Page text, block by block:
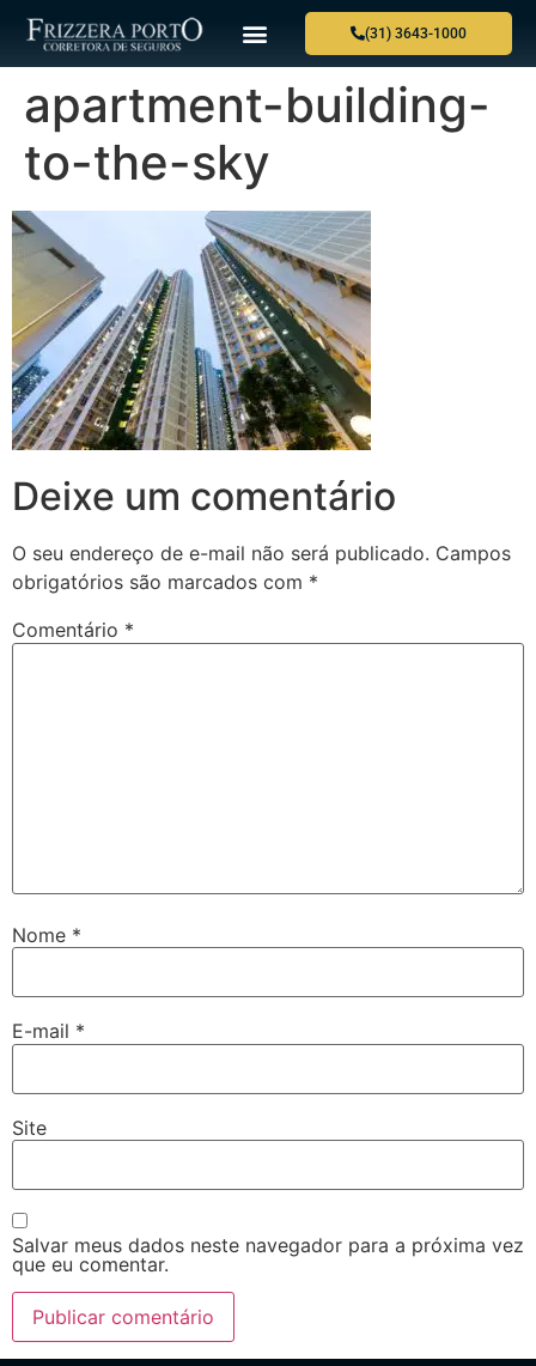
(31) 3643-1000
apartment-building-
to-the-sky
Deixe um comentário
O seu endereço de e-mail não será publicado. Campos
obrigatórios são marcados com *
Comentário *
Nome *
E-mail *
Site
Salvar meus dados neste navegador para a próxima vez
que eu comentar.